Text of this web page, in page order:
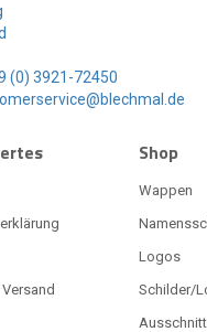
(0) 3921-72450
Shop
Wappen
Logos
Schilder/